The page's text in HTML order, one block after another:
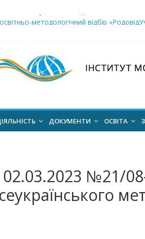
«Сучасні заклади освіти»
методологічний відбір
на конкурс для здобуття
ДОКУМЕНТИ ОСВІТА
№21/